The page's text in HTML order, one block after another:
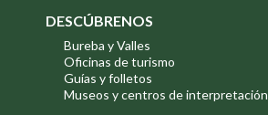
DESCÚBRENOS
Bureba y Valles
Oficinas de turismo
Guías y folletos
Museos y centros de interpretación